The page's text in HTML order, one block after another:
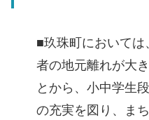
■玖珠町において
者の地元離れが大
とから、小中学生
の充実を図り、ま